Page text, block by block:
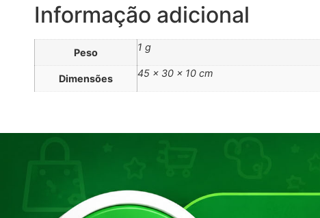
Informação adicional
Peso 1 g
Dimensões 45 × 30 × 10 cm